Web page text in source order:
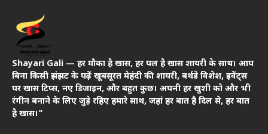
Shayari Gali — हर मौका है खास, हर पल है खास शायरी के साथ। आप
बिना किसी झंझट के पढ़ें खूबसूरत मेहंदी की शायरी, बर्थडे विशेश, इवेंट्स
पर खास टिप्स, नए डिजाइन, और बहुत कुछ। अपनी हर खुशी को और भी
रंगीन बनाने के लिए जुड़े रहिए हमारे साथ, जहां हर बात है दिल से, हर बात
है खास।"